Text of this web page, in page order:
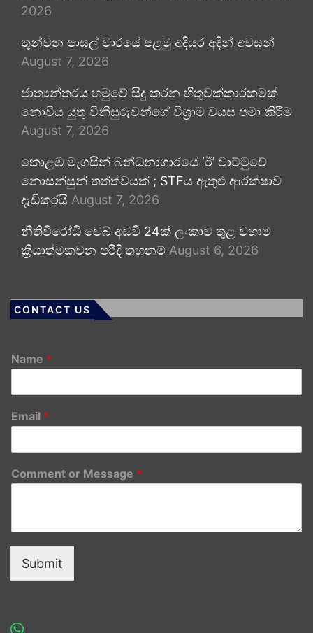
2026
තුන්වන පාසල් වාරයේ පළමු අදියර අදින් අවසන්
August 7, 2026
ජාත්‍යන්තරය හමුවේ සිදු කරන හිතුවක්කාරකමක්
නොවිය යුතු විනිසුරුවන්ගේ විශ්‍රාම වයස පමා කිරීම
August 7, 2026
කොළඹ මැගසින් බන්ධනාගාරයේ ‘ඊ’ වාට්ටුවේ
නොසන්සුන් තත්ත්වයක් ; STFය ඇතුළු ආරක්ෂාව
දැඩිකරයි August 7, 2026
නීතිවිරෝධී වෙබ් අඩවි 24ක් ලංකාව තුළ වහාම
ක්‍රියාත්මකවන පරිදි තහනම් August 6, 2026
CONTACT US
Name *
Email *
Comment or Message *
Submit